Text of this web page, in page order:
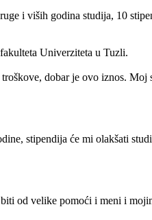
i viših godina studija, 10
Univerziteta u Tuzli.
dobar je ovo iznos.
stipendija će mi olakšati
od velike pomoći i meni i